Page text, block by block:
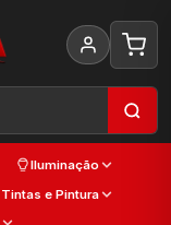
Iluminação
Tintas e Pintura